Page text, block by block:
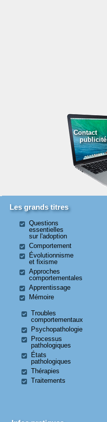
Contact
publicité
Les grands titres
Questions
essentielles
sur l'adoption
Comportement
Évolutionnisme
et fixisme
Approches
comportementales
Apprentissage
Mémoire
Troubles
comportementaux
Psychopathologie
Processus
pathologiques
États
pathologiques
Thérapies
Traitements